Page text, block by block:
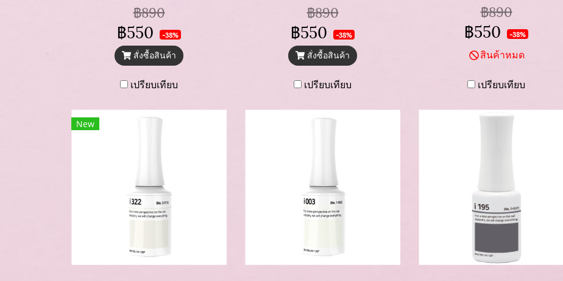
฿890
฿550 -38%
สั่งซื้อสินค้า
เปรียบเทียบ
฿890
฿550 -38%
สั่งซื้อสินค้า
เปรียบเทียบ
฿890
฿550 -38%
สินค้าหมด
เปรียบเทียบ
New